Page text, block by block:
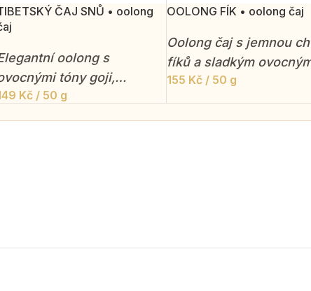
ČAJ SNŮ • oolong
oolong s
tóny goji,
a granátového
Kč/ 50 g
OOLONG FÍK • oolong čaj
Oolong čaj s jemnou
fíků a sladkým
nádechem.
155 Kč/ 50 g